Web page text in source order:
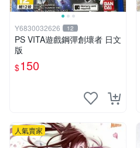
Y6830032626 12
PS VITA遊戲鋼彈創壞者 日文
版
$150
人氣賣家